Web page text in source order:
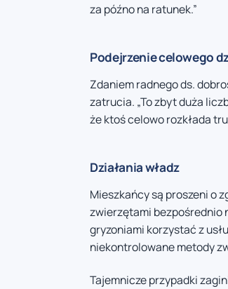
za późno na ratunek.”
Podejrzenie celowego
Zdaniem radnego ds.
zatrucia. „To zbyt duża
że ktoś celowo rozkłada
Działania władz
Mieszkańcy są proszeni o
zwierzętami bezpośrednio
gryzoniami korzystać z
niekontrolowane metody
Tajemnicze przypadki